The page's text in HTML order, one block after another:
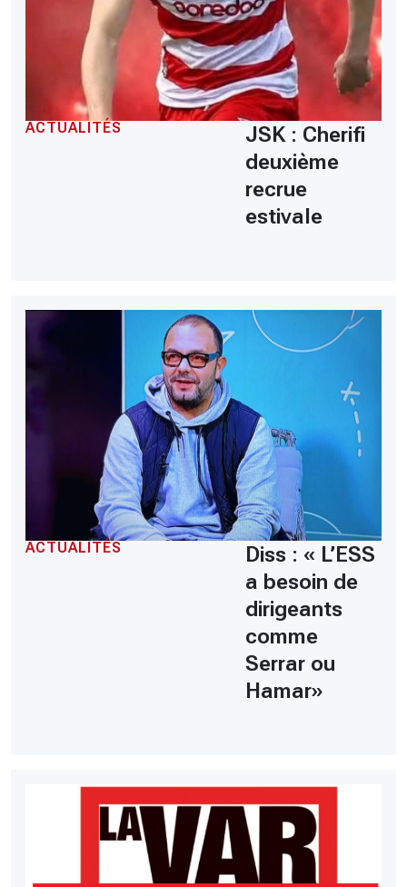
ACTUALITÉS
JSK : Cherifi
deuxième
recrue
estivale
ACTUALITÉS
Diss : « L’ESS
a besoin de
dirigeants
comme
Serrar ou
Hamar»